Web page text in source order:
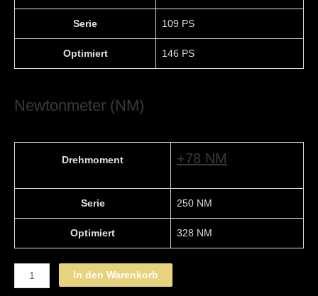
Serie 109 PS
Optimiert 146 PS
Newtonmeter (NM)
Drehmoment +78 NM
Serie 250 NM
Optimiert 328 NM
MERCEDES-
BENZ
In den Warenkorb